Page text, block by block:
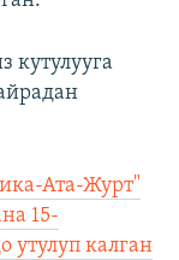
кутулууга
Ата-Журт"
15-
утулуп калган